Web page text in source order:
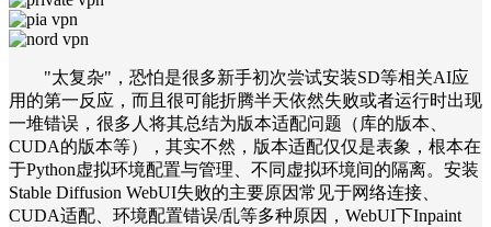
"太复杂"，恐怕是很多新手初次尝试安装SD等相关AI应
用的第一反应，而且很可能折腾半天依然失败或者运行时出现
一堆错误，很多人将其总结为版本适配问题（库的版本、
CUDA的版本等），其实不然，版本适配仅仅是表象，根本在
于Python虚拟环境配置与管理、不同虚拟环境间的隔离。安装
Stable Diffusion WebUI失败的主要原因常见于网络连接、
CUDA适配、环境配置错误/乱等多种原因，WebUI下Inpaint